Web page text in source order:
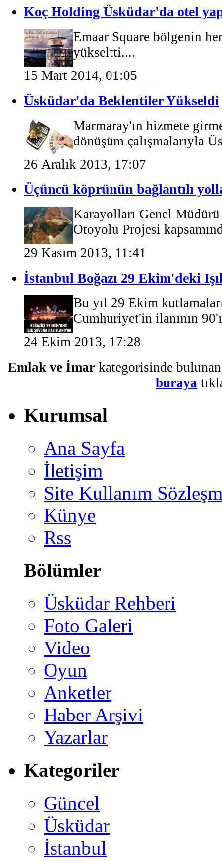
Koç Holding Üsküdar'da otel
Emaar Square bölgenin
yükseltti....
15 Mart 2014, 01:05
Üsküdar'da Beklentiler Yükseldi
Marmaray'ın hizmete
dönüşüm çalışmalarıyla
26 Aralık 2013, 17:07
Üçüncü köprünün bağlantılı
Karayolları Genel
Otoyolu Projesi
29 Kasım 2013, 11:41
İstanbul Boğazı 29 Ekim'deki
Bu yıl 29 Ekim
Cumhuriyet'in ilanının
24 Ekim 2013, 17:28
Emlak ve İmarkategorisinde
buraya
Kurumsal
Ana Sayfa
İletişim
Site Kullanım
Künye
Rss
Bölümler
Üsküdar Rehberi
Foto Galeri
Video
Oyun
Anketler
Haber Arşivi
Yazarlar
Kategoriler
Güncel
Üsküdar
İstanbul